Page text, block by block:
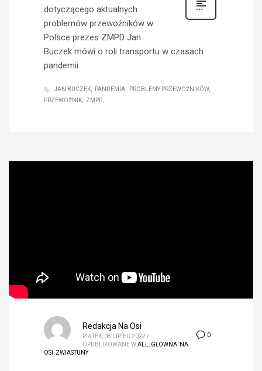
dotyczącego aktualnych
problemów przewoźników w
Polsce prezes ZMPD Jan
Buczek mówi o roli transportu w czasach
pandemii.
JAN BUCZEK PANDEMIA
PROBLEMY PRZEWOŹNIKÓW
PRZEWOŹNIK
ZMPD
0
Redakcja Na Osi
PIĄTEK, 08 LIPIEC 2022 /
OPUBLIKOWANE WALL GŁÓWNA NA
OSI
ZWIASTUNY